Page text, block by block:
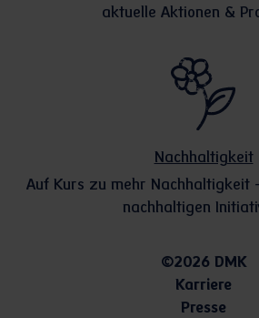
aktuelle Aktionen &
Nachhaltigkeit
Auf Kurs zu mehr Nachhaltigkeit
nachhaltigen
©2026 DMK
Karriere
Presse